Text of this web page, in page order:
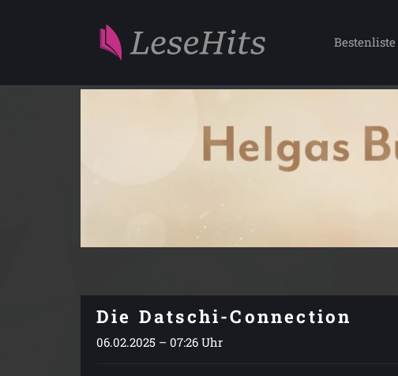
Bestenliste
Die Datschi-Connection
06.02.2025 – 07:26 Uhr